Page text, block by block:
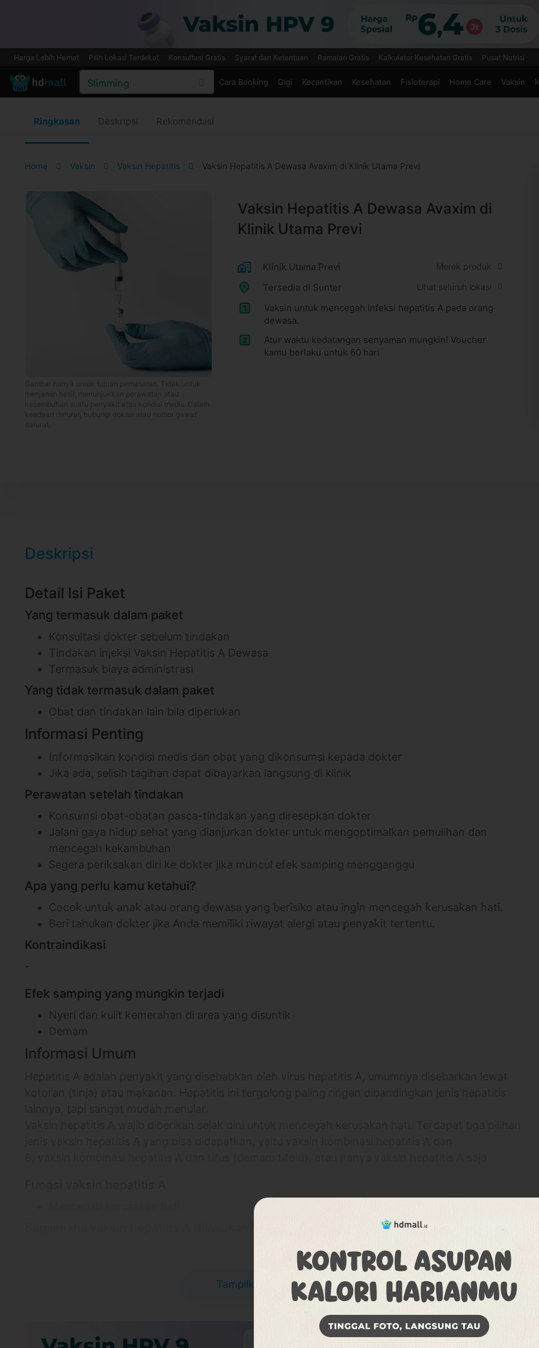
Harga Lebih Hemat Pilih Lokasi Terdekat Konsultasi Gratis Syarat dan Ketentuan Ramalan Gratis Kalkulator Kesehatan Gratis Pusat Nutrisi
Cara Booking Gigi Kecantikan Kesehatan Fisioterapi Home Care Vaksin
Ringkasan Deskripsi Rekomendasi
Home Vaksin Vaksin Hepatitis Vaksin Hepatitis A Dewasa Avaxim di Klinik Utama Previ
Vaksin Hepatitis A Dewasa Avaxim di
Klinik Utama Previ
Klinik Utama Previ Merek produk
Tersedia di Sunter Lihat seluruh lokasi
1
Vaksin untuk mencegah infeksi hepatitis A pada orang
dewasa.
2
Atur waktu kedatangan senyaman mungkin! Voucher
kamu berlaku untuk 60 hari
Deskripsi
Detail Isi Paket
Yang termasuk dalam paket
Konsultasi dokter sebelum tindakan
Tindakan injeksi Vaksin Hepatitis A Dewasa
Termasuk biaya administrasi
Yang tidak termasuk dalam paket
Obat dan tindakan lain bila diperlukan
Informasi Penting
Informasikan kondisi medis dan obat yang dikonsumsi kepada dokter
Jika ada, selisih tagihan dapat dibayarkan langsung di klinik
Perawatan setelah tindakan
Konsumsi obat-obatan pasca-tindakan yang diresepkan dokter
Jalani gaya hidup sehat yang dianjurkan dokter untuk mengoptimalkan pemulihan dan
mencegah kekambuhan
Segera periksakan diri ke dokter jika muncul efek samping mengganggu
Apa yang perlu kamu ketahui?
Cocok untuk anak atau orang dewasa yang berisiko atau ingin mencegah kerusakan hati.
Beri tahukan dokter jika Anda memiliki riwayat alergi atau penyakit tertentu.
Kontraindikasi
-
Efek samping yang mungkin terjadi
Nyeri dan kulit kemerahan di area yang disuntik
Demam
Informasi Umum
Klinik Utama Previ
Altira Business Park Jalan Yos Sudarso.12-15 Unit B-06, Sunter Jaya, Jkt Utara, Daerah
Khusus Ibukota Jakarta 14360
Tampilkan lebih banyak